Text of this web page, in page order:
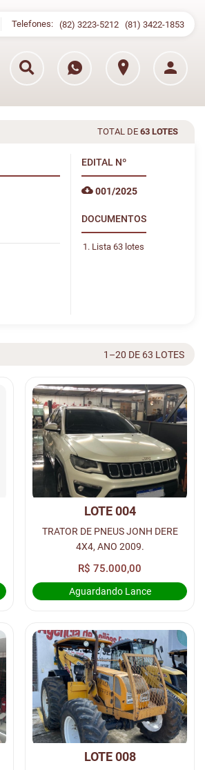
Telefones: (82) 3223-5212 (81) 3422-1853
TOTAL DE 63 LOTES
EDITAL Nº
001/2025
DOCUMENTOS
Lista 63 lotes
1–20 DE 63 LOTES
LOTE 004
TRATOR DE PNEUS JONH DERE
4X4, ANO 2009.
R$ 75.000,00
Aguardando Lance
LOTE 008